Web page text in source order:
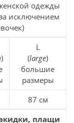
одежды
исключением
)
L
(large)
большие
размеры
87 см
плащи